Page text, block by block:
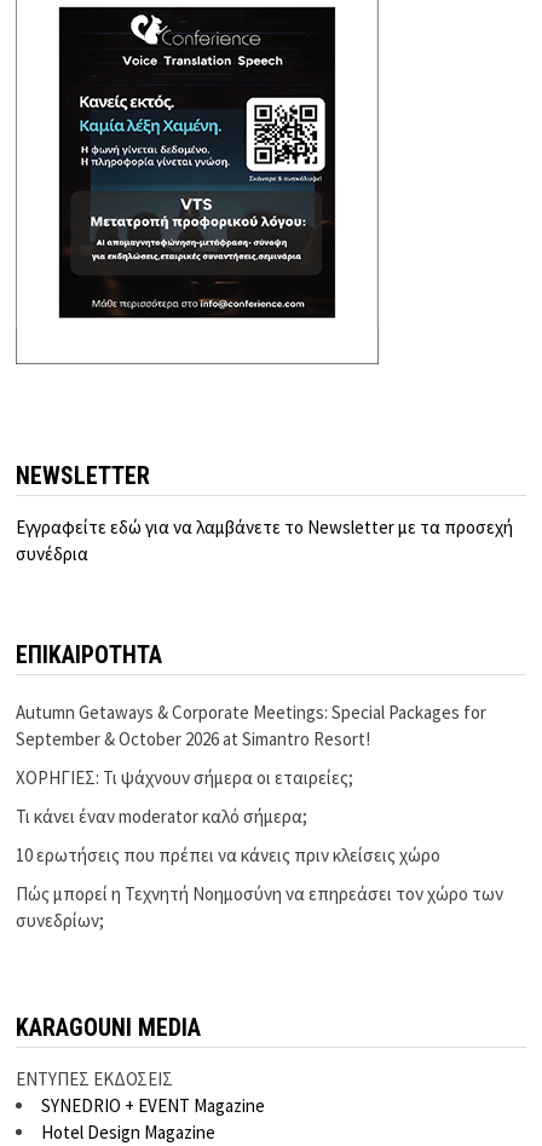
NEWSLETTER
Εγγραφείτε εδώ για να λαμβάνετε το Newsletter με τα προσεχή
συνέδρια
ΕΠΙΚΑΙΡΟΤΗΤΑ
Autumn Getaways & Corporate Meetings: Special Packages for
September & October 2026 at Simantro Resort!
ΧΟΡΗΓΙΕΣ: Τι ψάχνουν σήμερα οι εταιρείες;
Τι κάνει έναν moderator καλό σήμερα;
10 ερωτήσεις που πρέπει να κάνεις πριν κλείσεις χώρο
Πώς μπορεί η Τεχνητή Νοημοσύνη να επηρεάσει τον χώρο των
συνεδρίων;
KARAGOUNI MEDIA
ΕΝΤΥΠΕΣ ΕΚΔΟΣΕΙΣ
SYNEDRIO + EVENT Magazine
Hotel Design Magazine